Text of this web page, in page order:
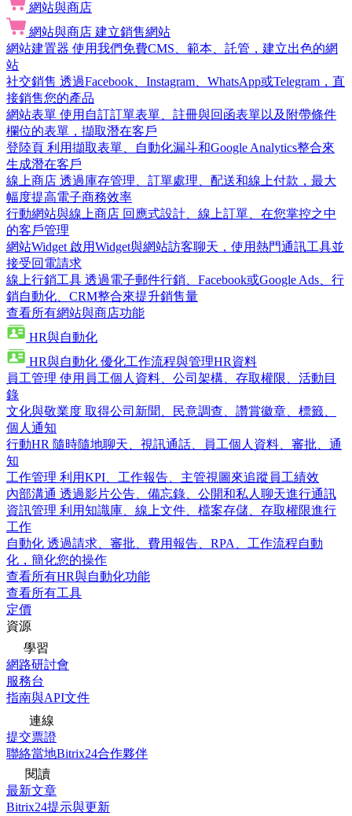
網站與商店
網站與商店 建立銷售網站
網站建置器 使用我們免費CMS、範本、託管，建立出色的網
站
社交銷售 透過Facebook、Instagram、WhatsApp或Telegram，直
接銷售您的產品
網站表單 使用自訂訂單表單、註冊與回函表單以及附帶條件
欄位的表單，擷取潛在客戶
登陸頁 利用擷取表單、自動化漏斗和Google Analytics整合來
生成潛在客戶
線上商店 透過庫存管理、訂單處理、配送和線上付款，最大
幅度提高電子商務效率
行動網站與線上商店 回應式設計、線上訂單、在您掌控之中
的客戶管理
網站Widget 啟用Widget與網站訪客聊天，使用熱門通訊工具並
接受回電請求
線上行銷工具 透過電子郵件行銷、Facebook或Google Ads、行
銷自動化、CRM整合來提升銷售量
查看所有網站與商店功能
HR與自動化
HR與自動化 優化工作流程與管理HR資料
員工管理 使用員工個人資料、公司架構、存取權限、活動目
錄
文化與敬業度 取得公司新聞、民意調查、讚賞徽章、標籤、
個人通知
行動HR 隨時隨地聊天、視訊通話、員工個人資料、審批、通
知
工作管理 利用KPI、工作報告、主管視圖來追蹤員工績效
內部溝通 透過影片公告、備忘錄、公開和私人聊天進行通訊
資訊管理 利用知識庫、線上文件、檔案存儲、存取權限進行
工作
自動化 透過請求、審批、費用報告、RPA、工作流程自動
化，簡化您的操作
查看所有HR與自動化功能
查看所有工具
定價
資源
學習
網路研討會
服務台
指南與API文件
連線
提交票證
聯絡當地Bitrix24合作夥伴
閱讀
最新文章
Bitrix24提示與更新